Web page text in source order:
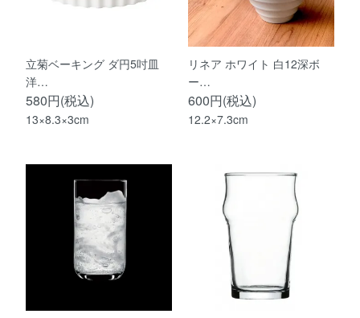
立菊ベーキング ダ円5吋皿
洋…
580円(税込)
13×8.3×3cm
リネア ホワイト 白12深ボ
ー…
600円(税込)
12.2×7.3cm